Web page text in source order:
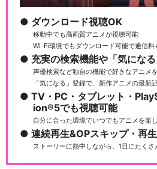
ダウンロード視聴OK
移動中でも高画質アニメが視聴可能
Wi-Fi環境でもダウンロード可能で通信料
充実の検索機能や「気にな
声優検索など独自の機能で好きなアニメ
「気になる」登録で、新作アニメの最新
TV・PC・タブレット・
ion®5でも視聴可能
自分に合った環境でいつでもアニメを楽
連続再生&OPスキップ・再
ストーリーに熱中しながら、1日にたく